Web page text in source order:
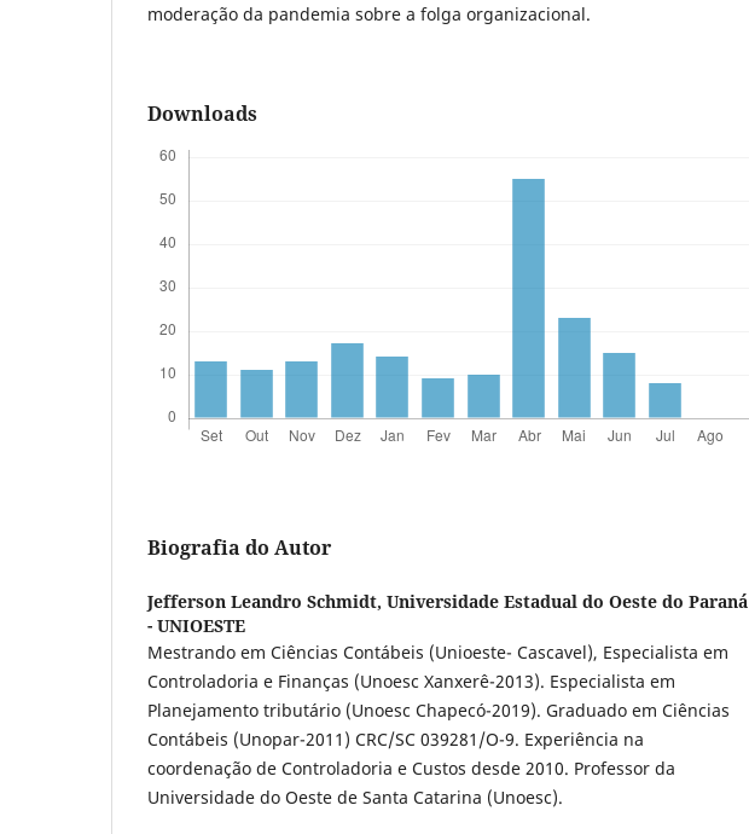
moderação da pandemia sobre a folga organizacional.
Downloads
Biografia do Autor
Jefferson Leandro Schmidt, Universidade Estadual do Oeste do Paraná
- UNIOESTE
Mestrando em Ciências Contábeis (Unioeste- Cascavel), Especialista em
Controladoria e Finanças (Unoesc Xanxerê-2013). Especialista em
Planejamento tributário (Unoesc Chapecó-2019). Graduado em Ciências
Contábeis (Unopar-2011) CRC/SC 039281/O-9. Experiência na
coordenação de Controladoria e Custos desde 2010. Professor da
Universidade do Oeste de Santa Catarina (Unoesc).